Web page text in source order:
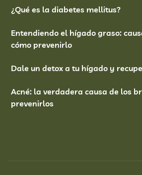
¿Qué es la diabetes mellitus?
Entendiendo el hígado graso:
cómo prevenirlo
Dale un detox a tu hígado y
Acné: la verdadera causa de los
prevenirlos